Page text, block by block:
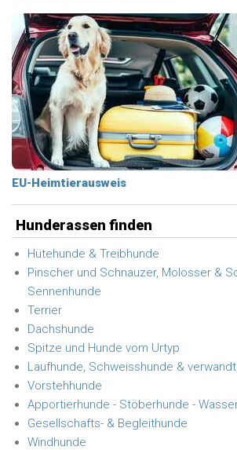
EU-Heimtierausweis
Hunderassen finden
Hütehunde & Treibhunde
Pinscher und Schnauzer, Molosser &
Sennenhunde
Terrier
Dachshunde
Spitze und Hunde vom Urtyp
Laufhunde, Schweisshunde &
Vorstehhunde
Apportierhunde - Stöberhunde -
Gesellschafts- & Begleithunde
Windhunde